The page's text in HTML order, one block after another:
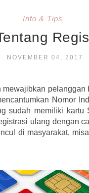
Info & Tips
NOVEMBER 04, 2017
Nomor
sudah memiliki kartu
ulang dengan
di masyarakat,